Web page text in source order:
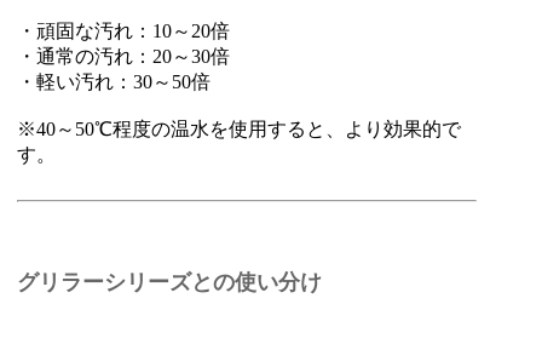
・頑固な汚れ：10～20倍
・通常の汚れ：20～30倍
・軽い汚れ：30～50倍
※40～50℃程度の温水を使用すると、より効果的で
す。
グリラーシリーズとの使い分け